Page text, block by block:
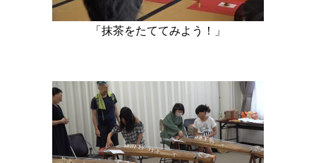
「抹茶をたててみよう！」